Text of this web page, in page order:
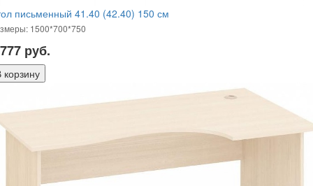
письменный 41.40 (42.40) 150 см
1500*700*750
руб.